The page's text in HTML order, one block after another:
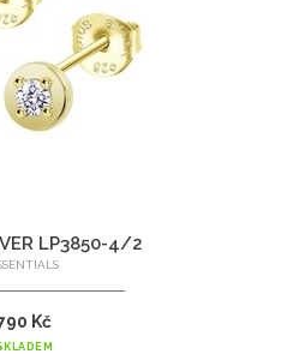
LP3850-4/2
Kč